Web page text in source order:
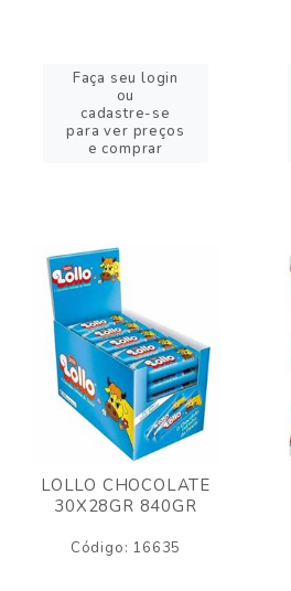
Faça seu login
ou
cadastre-se
para ver preços
e comprar
LOLLO CHOCOLATE
30X28GR 840GR
Código: 16635